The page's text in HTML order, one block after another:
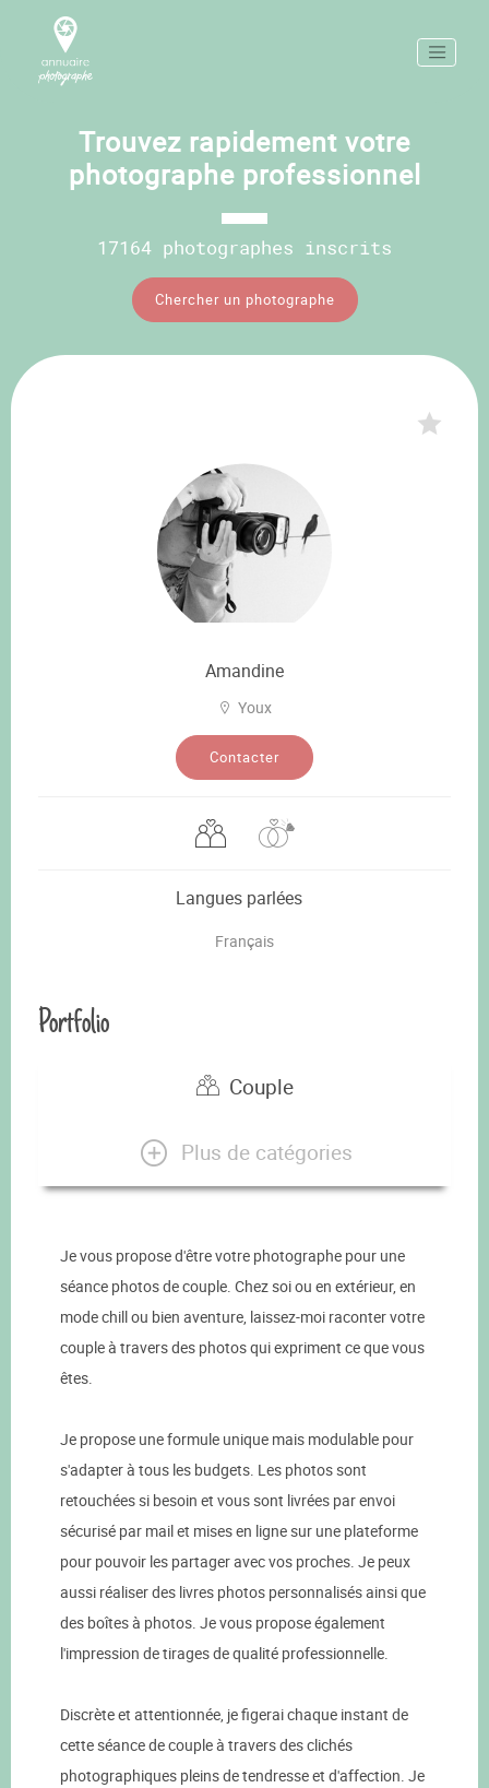
Trouvez rapidement votre
photographe professionnel
17164 photographes inscrits
Chercher un photographe
Amandine
Youx
Contacter
Langues parlées
Français
Portfolio
Couple
Plus de catégories
Je vous propose d'être votre photographe pour une
séance photos de couple. Chez soi ou en extérieur, en
mode chill ou bien aventure, laissez-moi raconter votre
couple à travers des photos qui expriment ce que vous
êtes.
Je propose une formule unique mais modulable pour
s'adapter à tous les budgets. Les photos sont
retouchées si besoin et vous sont livrées par envoi
sécurisé par mail et mises en ligne sur une plateforme
pour pouvoir les partager avec vos proches. Je peux
aussi réaliser des livres photos personnalisés ainsi que
des boîtes à photos. Je vous propose également
l'impression de tirages de qualité professionnelle.
Discrète et attentionnée, je figerai chaque instant de
cette séance de couple à travers des clichés
photographiques pleins de tendresse et d'affection. Je